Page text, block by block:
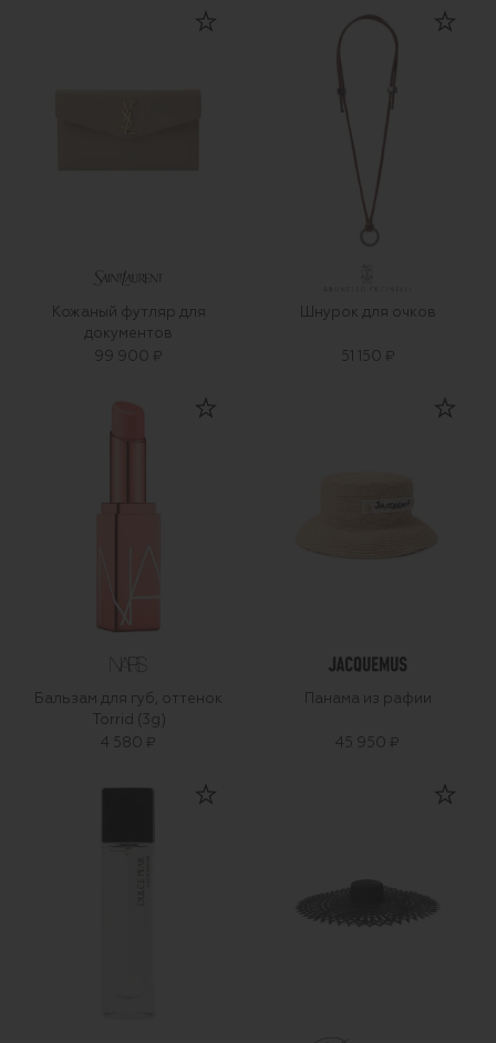
Кожаный футляр для
документов
99 900 ₽
Шнурок для очков
51 150 ₽
Бальзам для губ, оттенок
Torrid (3g)
4 580 ₽
Панама из рафии
45 950 ₽